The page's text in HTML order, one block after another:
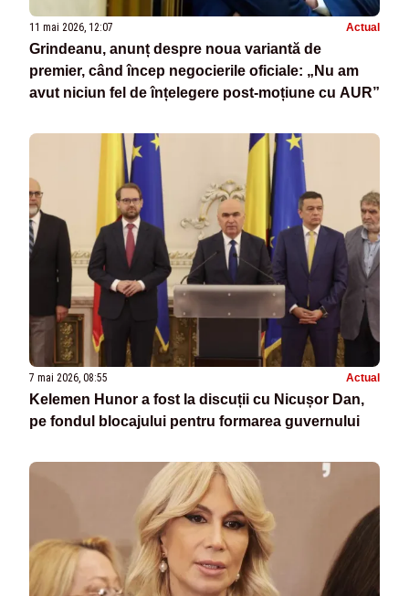
11 mai 2026, 12:07 Actual
Grindeanu, anunț despre noua variantă de
premier, când încep negocierile oficiale: „Nu am
avut niciun fel de înțelegere post-moțiune cu AUR”
7 mai 2026, 08:55 Actual
Kelemen Hunor a fost la discuții cu Nicușor Dan,
pe fondul blocajului pentru formarea guvernului